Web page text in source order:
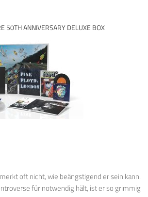
50TH ANNIVERSARY DELUXE BOX
oft nicht, wie beängstigend er sein kann.
für notwendig hält, ist er so grimmig